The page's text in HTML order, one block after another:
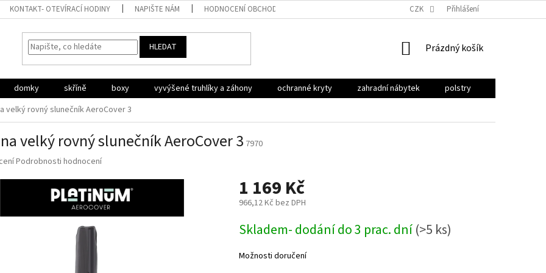
KONTAKT- OTEVÍRACÍ HODINY NAPIŠTE NÁM HODNOCENÍ OBCHODU PODMÍNKY OCHRANY OSOBNÍCH ÚDAJŮ
CZK Přihlášení
HLEDAT
NÁKUPNÍ
Prázdný košík
domky skříně boxy vyvýšené truhlíky a záhony ochranné kryty zahradní nábytek polstry
velký rovný slunečník AeroCover 3
velký rovný slunečník AeroCover 3 7970
Podrobnosti hodnocení
1 169 Kč
966,12 Kč bez DPH
cena:
Skladem- dodání do 3 prac. dní(>5 ks)
Možnosti doručení